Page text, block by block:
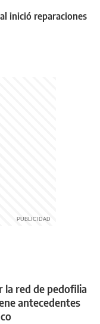
inició reparaciones
la red de pedofilia
antecedentes